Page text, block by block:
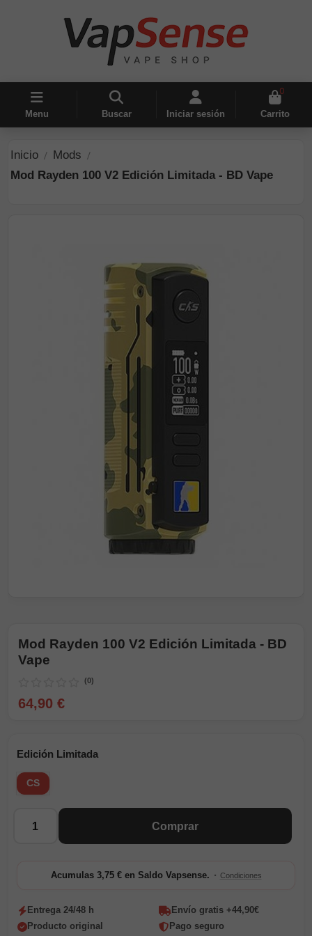
Menu Buscar Iniciar sesión
0
Carrito
Inicio
Mods
Mod Rayden 100 V2 Edición Limitada - BD Vape
Mod Rayden 100 V2 Edición Limitada - BD
Vape
(0)
64,90 €
Edición Limitada
CS
Comprar
Acumulas 3,75 € en Saldo Vapsense. · Condiciones
Entrega 24/48 h
Envío gratis +44,90€
Producto original
Pago seguro